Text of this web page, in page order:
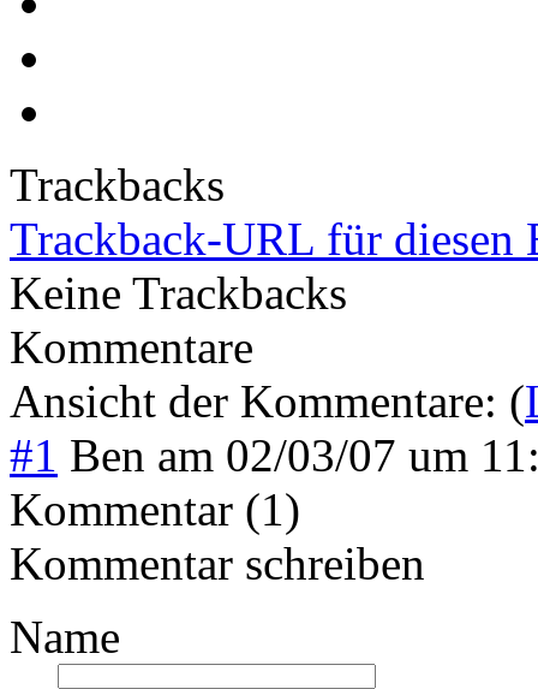
Trackbacks
Trackback-URL für diesen
Keine Trackbacks
Kommentare
Ansicht der Kommentare: (
#1 Ben am 02/03/07 um
Kommentar (1)
Kommentar schreiben
Name